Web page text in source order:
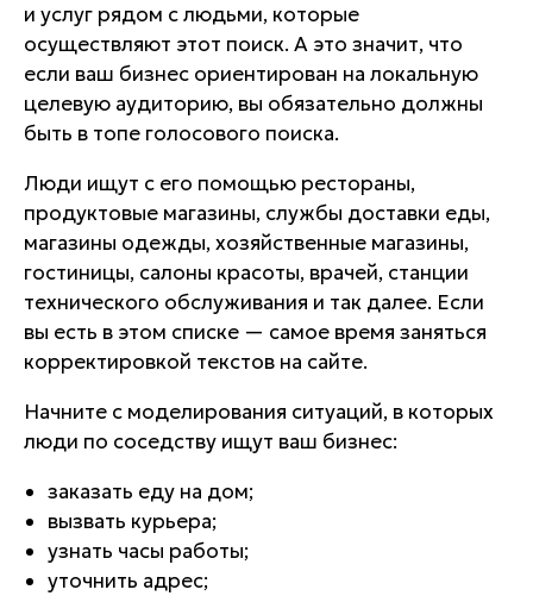
и услуг рядом с людьми, которые
осуществляют этот поиск. А это значит, что
если ваш бизнес ориентирован на локальную
целевую аудиторию, вы обязательно должны
быть в топе голосового поиска.
Люди ищут с его помощью рестораны,
продуктовые магазины, службы доставки еды,
магазины одежды, хозяйственные магазины,
гостиницы, салоны красоты, врачей, станции
технического обслуживания и так далее. Если
вы есть в этом списке — самое время заняться
корректировкой текстов на сайте.
Начните с моделирования ситуаций, в которых
люди по соседству ищут ваш бизнес:
заказать еду на дом;
вызвать курьера;
узнать часы работы;
уточнить адрес;